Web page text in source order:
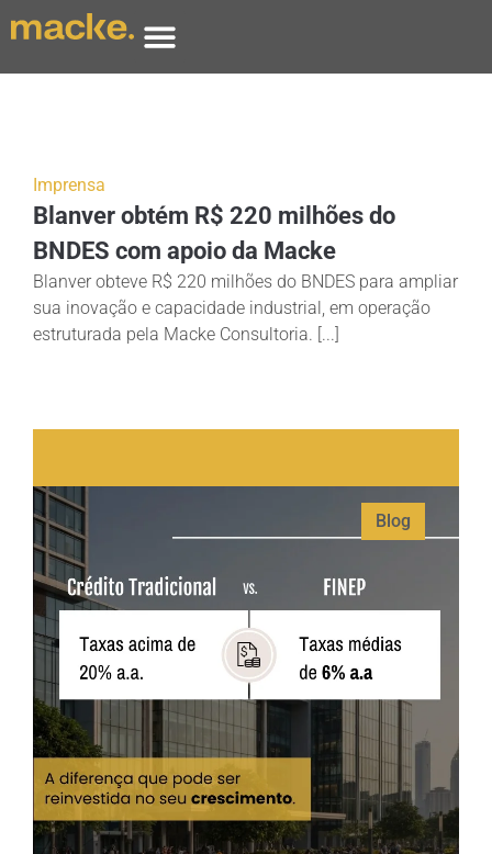
Imprensa
Blanver obtém R$ 220 milhões do
BNDES com apoio da Macke
Blanver obteve R$ 220 milhões do BNDES para ampliar
sua inovação e capacidade industrial, em operação
estruturada pela Macke Consultoria. [...]
Blog